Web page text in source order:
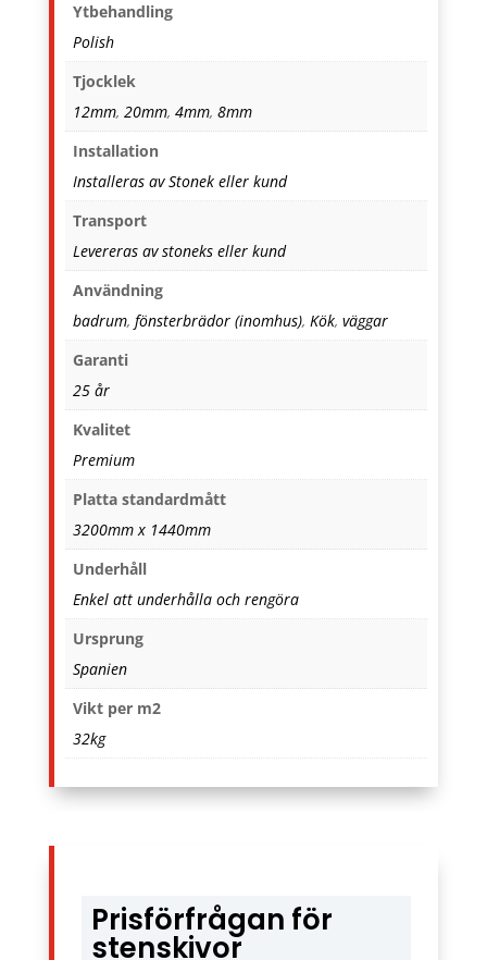
Ytbehandling
Polish
Tjocklek
12mm, 20mm, 4mm, 8mm
Installation
Installeras av Stonek eller kund
Transport
Levereras av stoneks eller kund
Användning
badrum, fönsterbrädor (inomhus), Kök, väggar
Garanti
25 år
Kvalitet
Premium
Platta standardmått
3200mm x 1440mm
Underhåll
Enkel att underhålla och rengöra
Ursprung
Spanien
Vikt per m2
32kg
Prisförfrågan för
stenskivor